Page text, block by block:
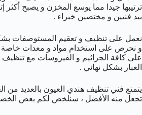
ترتيبها جيدا مما يوسع المخزن و يصبح أكثر
بيد فنيين و مختصين خبراء .
نعمل على تنظيف و تعقيم المستوصفات
و نحرص على استخدام مواد و معدات خاصة
على كافة الجراثيم و الفيروسات مع تنظيف
الغبار بشكل نهائي .
يتمتع فني تنظيف هندي العيون بالعديد من
تجعل منه الأفضل ، سنلخص لكم بعض